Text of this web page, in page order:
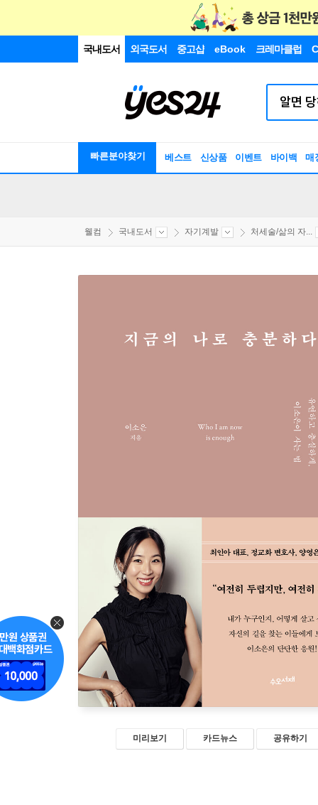
국내도서 외국도서 중고샵 eBook 크레마클럽
빠른분야찾기 베스트 신상품 이벤트 바이백 매
웰컴 국내도서 자기계발 처세술/삶의 자...
미리보기 카드뉴스 공유하기